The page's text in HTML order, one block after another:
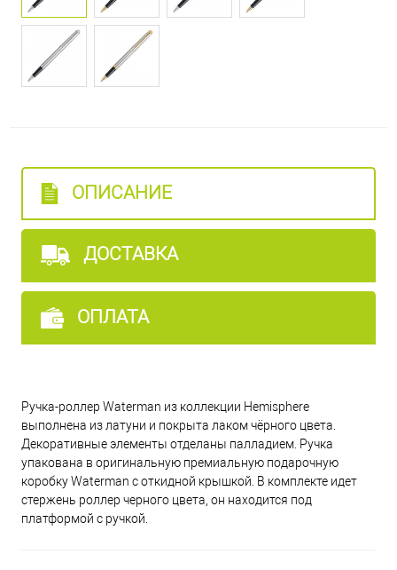
ОПИСАНИЕ
ДОСТАВКА
ОПЛАТА
Ручка-роллер Waterman из коллекции Hemisphere
выполнена из латуни и покрыта лаком чёрного цвета.
Декоративные элементы отделаны палладием. Ручка
упакована в оригинальную премиальную подарочную
коробку Waterman c откидной крышкой. В комплекте идет
стержень роллер черного цвета, он находится под
платформой с ручкой.